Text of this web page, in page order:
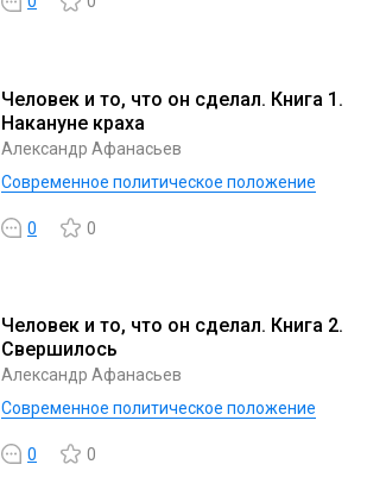
Человек и то, что он сделал. Книга 1.
Накануне краха
Александр Афанасьев
Современное политическое положение
0 0
Человек и то, что он сделал. Книга 2.
Свершилось
Александр Афанасьев
Современное политическое положение
0 0